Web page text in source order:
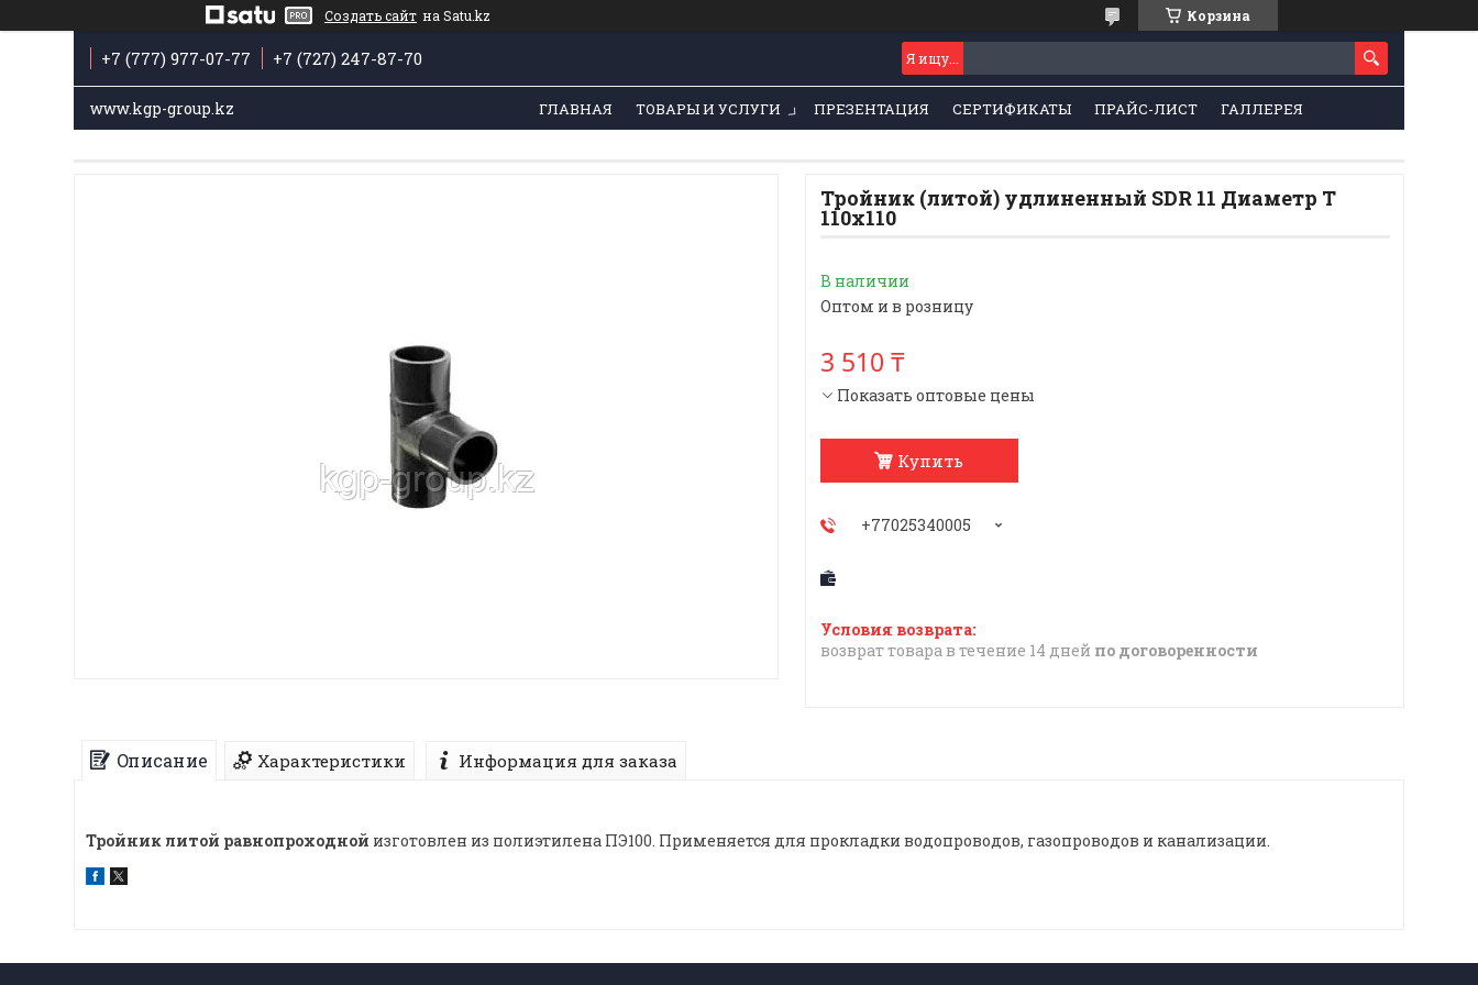
Создать сайт на Satu.kz Корзина
+7 (777) 977-07-77 +7 (727) 247-87-70
www.kgp-group.kz ГЛАВНАЯ ТОВАРЫ И УСЛУГИ ПРЕЗЕНТАЦИЯ СЕРТИФИКАТЫ ПРАЙС-ЛИСТ ГАЛЛЕРЕЯ
Тройник (литой) удлиненный SDR 11 Диаметр Т
110х110
В наличии
Оптом и в розницу
3 510 ₸
Показать оптовые цены
Купить
+77025340005
возврат товара в течение 14 дней по договоренности
Описание Характеристики Информация для заказа
Тройник литой равнопроходной изготовлен из полиэтилена ПЭ100. Применяется для прокладки водопроводов, газопроводов и канализации.